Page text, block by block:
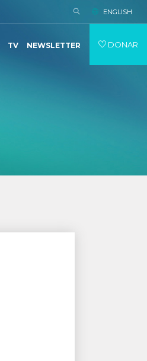
ENGLISH
TV NEWSLETTER DONAR